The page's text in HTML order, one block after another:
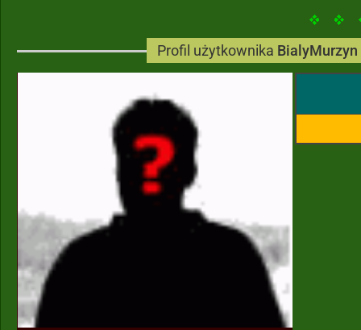
Profil użytkownika BialyMurzyn